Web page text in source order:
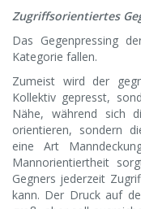
Zugriffsorientiertes
Das Gegenpressing
Kategorie fallen.
Zumeist wird der
Kollektiv gepresst,
Nähe, während sich
orientieren, sondern
eine Art
Mannorientiertheit
Gegners jederzeit
kann. Der Druck auf